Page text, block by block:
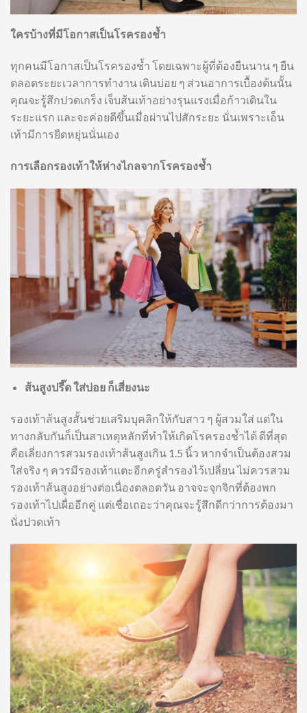
ใครบ้างที่มีโอกาสเป็นโรครองช้ำ
ทุกคนมีโอกาสเป็นโรครองช้ำ โดยเฉพาะผู้ที่ต้องยืนนาน ๆ ยืน
ตลอดระยะเวลาการทำงาน เดินบ่อย ๆ ส่วนอาการเบื้องต้นนั้น
คุณจะรู้สึกปวดเกร็ง เจ็บส้นเท้าอย่างรุนแรงเมื่อก้าวเดินใน
ระยะแรก และจะค่อยดีขึ้นเมื่อผ่านไปสักระยะ นั่นเพราะเอ็น
เท้ามีการยืดหยุ่นนั่นเอง
การเลือกรองเท้าให้ห่างไกลจากโรครองช้ำ
ส้นสูงปรี๊ด ใส่บ่อย ก็เสี่ยงนะ
รองเท้าส้นสูงสั้นช่วยเสริมบุคลิกให้กับสาว ๆ ผู้สวมใส่ แต่ใน
ทางกลับกันก็เป็นสาเหตุหลักที่ทำให้เกิดโรครองช้ำได้ ดีที่สุด
คือเลี่ยงการสวมรองเท้าส้นสูงเกิน 1.5 นิ้ว หากจำเป็นต้องสวม
ใส่จริง ๆ ควรมีรองเท้าแตะอีกครู่สำรองไว้เปลี่ยน ไม่ควรสวม
รองเท้าส้นสูงอย่างต่อเนื่องตลอดวัน อาจจะจุกจิกที่ต้องพก
รองเท้าไปเผื่ออีกคู่ แต่เชื่อเถอะว่าคุณจะรู้สึกดีกว่าการต้องมา
นั่งปวดเท้า